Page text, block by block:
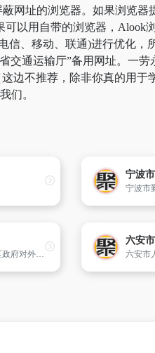
网址的浏览器。如果浏览
以用自带的浏览器，Alook
信、移动、联通)进行优化，
交通运输厅”备用网址。一
边不推荐，除非你真的用
们。
宁波
宁波市
兖州区委、区政府门户网站是区委、区政府对外开放的窗口,是公众了解信息、表达民意、参与经济社会及政治生活的平台。网站充分发挥信息公开、在线办事、互动参与三大功能,公布国家和地方的法律法规、政府重大决策和规范性文件,开展网上公共服务,增进政府与公众的交流互动；通过规范化运行、创新型服务、高效率
六安